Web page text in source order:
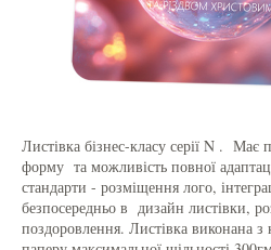
Листівка бізнес-класу серії N .
форму та можливість повної
стандарти - розміщення лого,
безпосередньо в дизайн листівки,
поздоровлення. Листівка виконана з